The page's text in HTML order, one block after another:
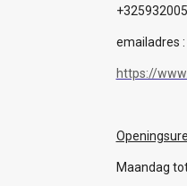
emailadres
https://
Maandag